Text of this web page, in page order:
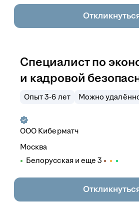
Специалист по
и кадровой
Опыт 3-6 лет Можно
ООО Киберматч
Москва
Белорусская и еще 3